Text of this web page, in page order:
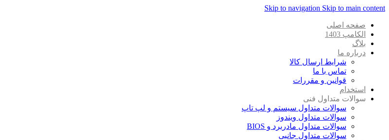
Skip to navigation Skip to main content
صفحه اصلی
الکامپ 1403
بلاگ
درباره ما
شرایط ارسال کالا
تماس با ما
قوانین و مقررات
استخدام
سوالات متداول فنی
سوالات متداول سیستم و لپ تاپ
سوالات متداول ویندوز
سوالات متداول مادربرد و BIOS
سوالات متداول جانبی